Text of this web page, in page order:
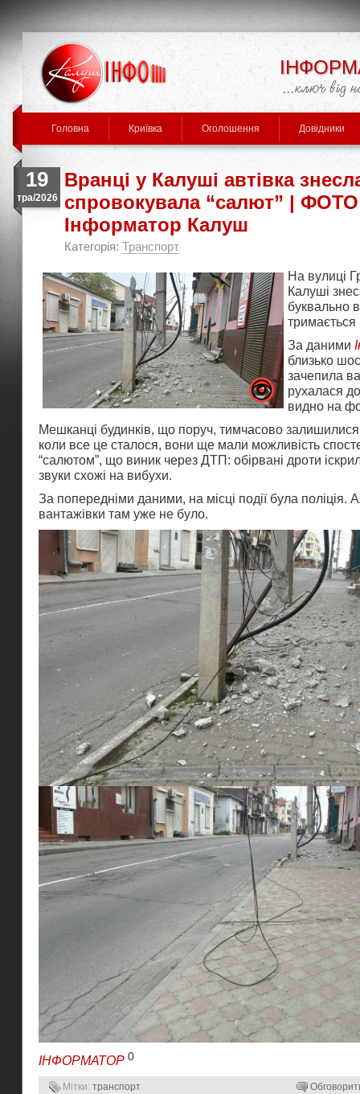
Головна Криївка Оголошення Довідники
19
тра/2026
Вранці у Калуші автівка
спровокувала “салют” |
Інформатор Калуш
Категорія: Транспорт
На вулиці
Калуші
буквально
тримається
За даними
близько
зачепила
рухалася
видно на
Мешканці будинків, що поруч, тимчасово залишилися
коли все це сталося, вони ще мали можливість
“салютом”, що виник через ДТП: обірвані дроти
звуки схожі на вибухи.
За попередніми даними, на місці події була поліція.
вантажівки там уже не було.
ІНФОРМАТОР 0
Мітки: транспорт